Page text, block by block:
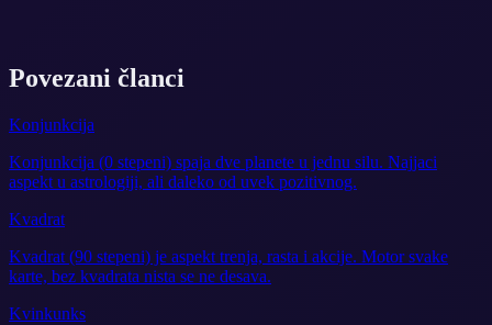
Povezani članci
Konjunkcija
Konjunkcija (0 stepeni) spaja dve planete u jednu silu. Najjaci
aspekt u astrologiji, ali daleko od uvek pozitivnog.
Kvadrat
Kvadrat (90 stepeni) je aspekt trenja, rasta i akcije. Motor svake
karte, bez kvadrata nista se ne desava.
Kvinkunks